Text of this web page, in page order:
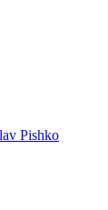
Pishko